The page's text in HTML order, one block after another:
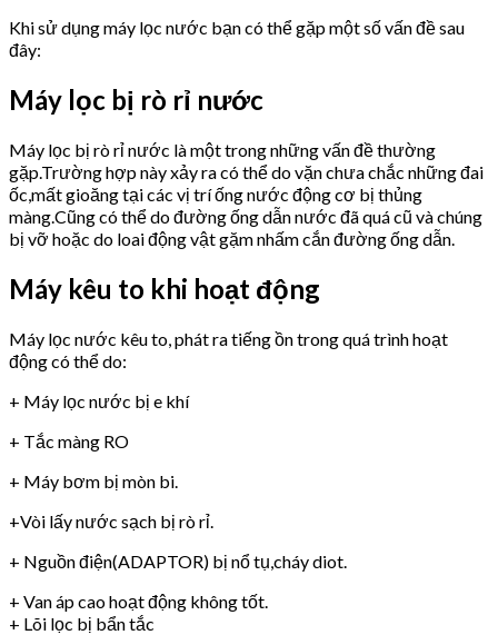
Khi sử dụng máy lọc nước bạn có thể gặp một số vấn đề sau
đây:
Máy lọc bị rò rỉ nước
Máy lọc bị rò rỉ nước là một trong những vấn đề thường
gặp.Trường hợp này xảy ra có thể do vặn chưa chắc những đai
ốc,mất gioăng tại các vị trí ống nước động cơ bị thủng
màng.Cũng có thể do đường ống dẫn nước đã quá cũ và chúng
bị vỡ hoặc do loai động vật gặm nhấm cắn đường ống dẫn.
Máy kêu to khi hoạt động
Máy lọc nước kêu to, phát ra tiếng ồn trong quá trình hoạt
động có thể do:
+ Máy lọc nước bị e khí
+ Tắc màng RO
+ Máy bơm bị mòn bi.
+Vòi lấy nước sạch bị rò rỉ.
+ Nguồn điện(ADAPTOR) bị nổ tụ,cháy diot.
+ Van áp cao hoạt động không tốt.
+ Lõi lọc bị bẩn tắc